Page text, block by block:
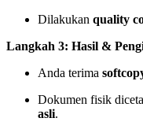
Dilakukan quality
Langkah 3: Hasil &
Anda terima
Dokumen fisik
asli.